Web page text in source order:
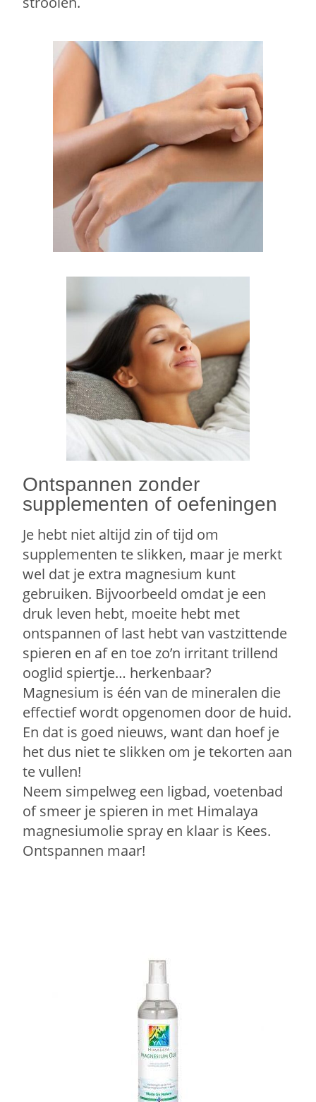
Ontspannen zonder
supplementen of oefeningen
Je hebt niet altijd zin of tijd om
supplementen te slikken, maar je merkt
wel dat je extra magnesium kunt
gebruiken. Bijvoorbeeld omdat je een
druk leven hebt, moeite hebt met
ontspannen of last hebt van vastzittende
spieren en af en toe zo’n irritant trillend
ooglid spiertje… herkenbaar?
Magnesium is één van de mineralen die
effectief wordt opgenomen door de huid.
En dat is goed nieuws, want dan hoef je
het dus niet te slikken om je tekorten aan
te vullen!
Neem simpelweg een ligbad, voetenbad
of smeer je spieren in met Himalaya
magnesiumolie spray en klaar is Kees.
Ontspannen maar!